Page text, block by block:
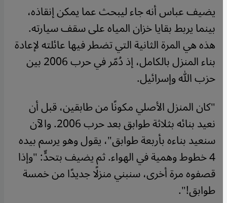
يضيف عباس أنه جاء ليبحث عما يمكن إنقاذه،
بينما يربط بقايا خزان المياه على سقف سيارته.
هذه هي المرة الثانية التي تضطر فيها عائلته لإعادة
بناء المنزل بالكامل، إذ دُمّر في حرب 2006 بين
حزب الله وإسرائيل.
"كان المنزل الأصلي مكونًا من طابقين، قبل أن
نعيد بنائه بثلاثة طوابق بعد حرب 2006. والآن
سنعيد بناءه بأربعة طوابق"، يقول وهو يرسم بيده
4 خطوط وهمية في الهواء. ثم يضيف بتحدٍّ: "وإذا
قصفوه مرة أخرى، سنبني منزلًا جديدًا من خمسة
طوابق!".